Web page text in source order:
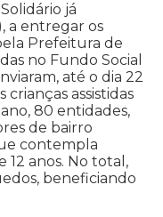
já
a entregar os
Prefeitura de
no Fundo Social
até o dia 22
crianças assistidas
80 entidades,
de bairro
contempla
12 anos. No total,
beneficiando